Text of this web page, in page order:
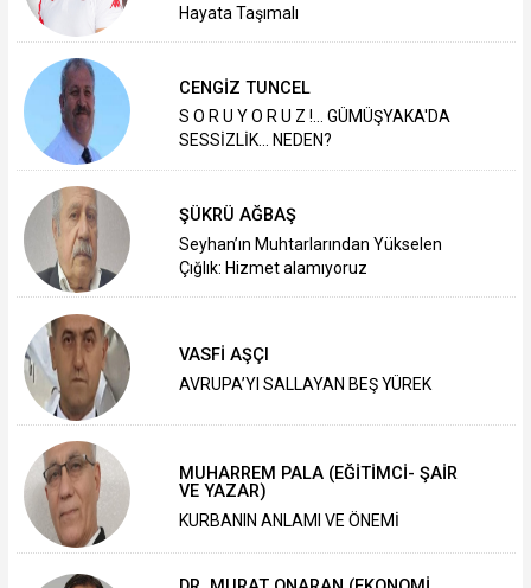
Hayata Taşımalı
CENGİZ TUNCEL
S O R U Y O R U Z !... GÜMÜŞYAKA'DA
SESSİZLİK... NEDEN?
ŞÜKRÜ AĞBAŞ
Seyhan’ın Muhtarlarından Yükselen
Çığlık: Hizmet alamıyoruz
VASFİ AŞÇI
AVRUPA’YI SALLAYAN BEŞ YÜREK
MUHARREM PALA (EĞİTİMCİ- ŞAİR
VE YAZAR)
KURBANIN ANLAMI VE ÖNEMİ